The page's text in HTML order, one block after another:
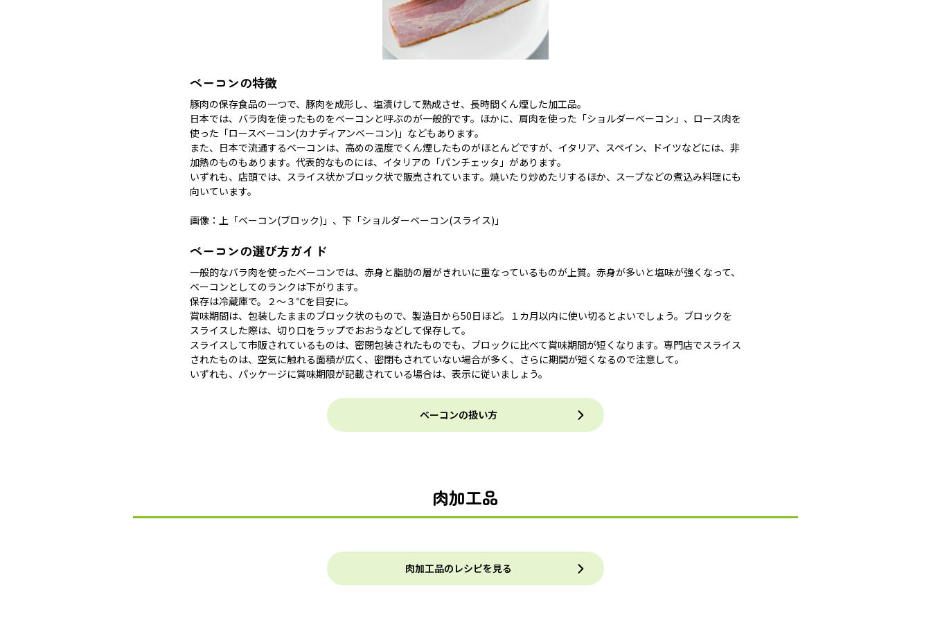
ベーコンの特徴
豚肉の保存食品の一つで、豚肉を成形し、塩漬けして熟成させ、長時間くん煙した加工品。
日本では、バラ肉を使ったものをベーコンと呼ぶのが一般的です。ほかに、肩肉を使った「ショルダーベーコン」、ロース肉を
使った「ロースベーコン(カナディアンベーコン)」などもあります。
また、日本で流通するベーコンは、高めの温度でくん煙したものがほとんどですが、イタリア、スペイン、ドイツなどには、非
加熱のものもあります。代表的なものには、イタリアの「パンチェッタ」があります。
いずれも、店頭では、スライス状かブロック状で販売されています。焼いたり炒めたリするほか、スープなどの煮込み料理にも
向いています。
画像：上「ベーコン(ブロック)」、下「ショルダーベーコン(スライス)」
ベーコンの選び方ガイド
一般的なバラ肉を使ったベーコンでは、赤身と脂肪の層がきれいに重なっているものが上質。赤身が多いと塩味が強くなって、
ベーコンとしてのランクは下がります。
保存は冷蔵庫で。２〜３℃を目安に。
賞味期間は、包装したままのブロック状のもので、製造日から50日ほど。１カ月以内に使い切るとよいでしょう。ブロックを
スライスした際は、切り口をラップでおおうなどして保存して。
スライスして市販されているものは、密閉包装されたものでも、ブロックに比べて賞味期間が短くなります。専門店でスライス
されたものは、空気に触れる面積が広く、密閉もされていない場合が多く、さらに期間が短くなるので注意して。
いずれも、パッケージに賞味期限が記載されている場合は、表示に従いましょう。
ベーコンの扱い方
肉加工品
肉加工品のレシピを見る